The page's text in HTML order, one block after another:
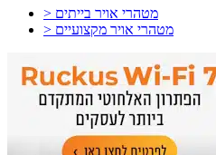
> מטהרי אויר בייתים
> מטהרי אויר מקצועיים